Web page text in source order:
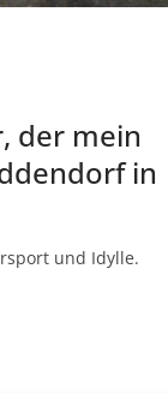
der mein
in
und Idylle.